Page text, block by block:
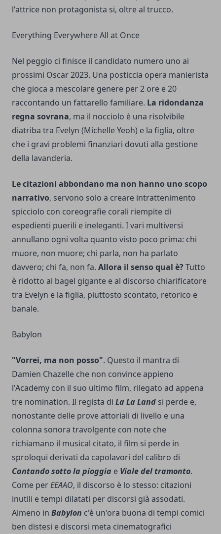
l'attrice non protagonista si, oltre al trucco.
Everything Everywhere All at Once
Nel peggio ci finisce il candidato numero uno ai
prossimi Oscar 2023. Una posticcia opera manierista
che gioca a mescolare genere per 2 ore e 20
raccontando un fattarello familiare. La ridondanza
regna sovrana, ma il nocciolo è una risolvibile
diatriba tra Evelyn (Michelle Yeoh) e la figlia, oltre
che i gravi problemi finanziari dovuti alla gestione
della lavanderia.
Le citazioni abbondano ma non hanno uno scopo
narrativo, servono solo a creare intrattenimento
spicciolo con coreografie corali riempite di
espedienti puerili e ineleganti. I vari multiversi
annullano ogni volta quanto visto poco prima: chi
muore, non muore; chi parla, non ha parlato
davvero; chi fa, non fa. Allora il senso qual è?Tutto
è ridotto al bagel gigante e al discorso chiarificatore
tra Evelyn e la figlia, piuttosto scontato, retorico e
banale.
Babylon
"Vorrei, ma non posso". Questo il mantra di
Damien Chazelle che non convince appieno
l'Academy con il suo ultimo film, rilegato ad appena
tre nomination. Il regista di La La Land si perde e,
nonostante delle prove attoriali di livello e una
colonna sonora travolgente con note che
richiamano il musical citato, il film si perde in
sproloqui derivati da capolavori del calibro di
Cantando sotto la pioggia e Viale del tramonto.
Come perEEAAO, il discorso è lo stesso: citazioni
inutili e tempi dilatati per discorsi già assodati.
Almeno in Babylon c'è un'ora buona di tempi comici
ben distesi e discorsi meta cinematografici